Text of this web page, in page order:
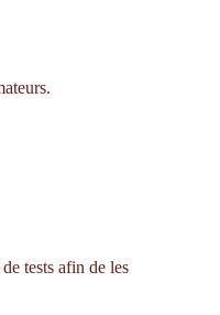
tests afin de les